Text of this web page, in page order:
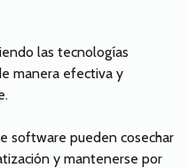
las tecnologías
manera efectiva y
software pueden cosechar
y mantenerse por